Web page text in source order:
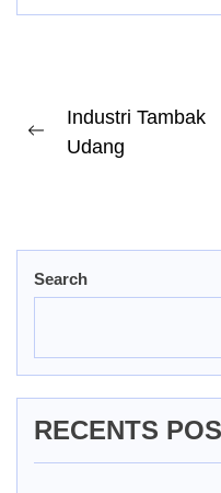
Post
navigation
Previous
Industri Tambak
Udang
Search
RECENTS